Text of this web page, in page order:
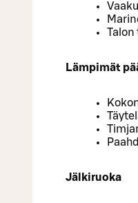
Talon
Lämpimät
Jälkiruoka